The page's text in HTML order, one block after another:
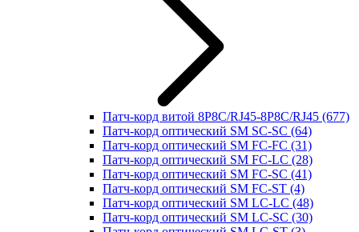
Патч-корд витой 8P8C/RJ45-8P8C/RJ45 (677)
Патч-корд оптический SM SC-SC (64)
Патч-корд оптический SM FC-FC (31)
Патч-корд оптический SM FC-LC (28)
Патч-корд оптический SM FC-SC (41)
Патч-корд оптический SM FC-ST (4)
Патч-корд оптический SM LC-LC (48)
Патч-корд оптический SM LC-SC (30)